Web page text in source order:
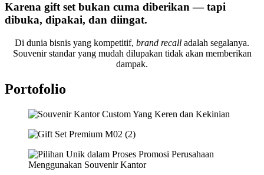
Karena gift set bukan cuma diberikan — tapi
dibuka, dipakai, dan diingat.
Di dunia bisnis yang kompetitif, brand recall adalah segalanya.
Souvenir standar yang mudah dilupakan tidak akan memberikan
dampak.
Portofolio